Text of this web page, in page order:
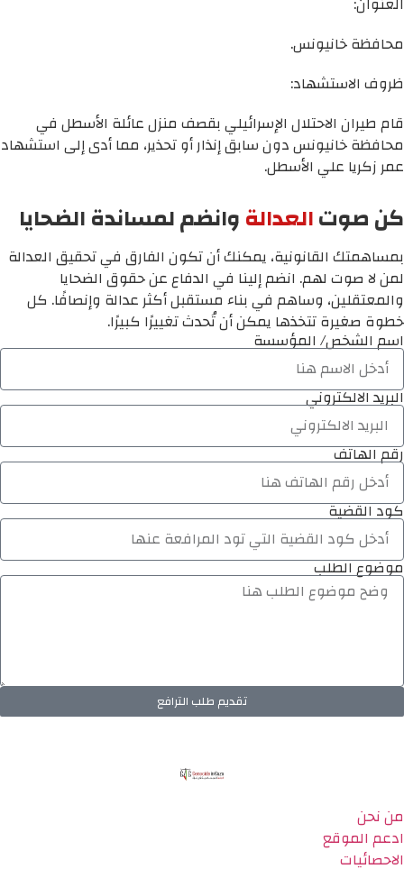
محافظة خانيونس.
ظروف الاستشهاد:
قام طيران الاحتلال الإسرائيلي بقصف منزل عائلة الأسطل في
محافظة خانيونس دون سابق إنذار أو تحذير، مما أدى إلى استشهاد
عمر زكريا علي الأسطل.
كن صوتالعدالةوانضم لمساندة الضحايا
بمساهمتك القانونية، يمكنك أن تكون الفارق في تحقيق العدالة
لمن لا صوت لهم. انضم إلينا في الدفاع عن حقوق الضحايا
والمعتقلين، وساهم في بناء مستقبل أكثر عدالة وإنصافًا. كل
خطوة صغيرة تتخذها يمكن أن تُحدث تغييرًا كبيرًا.
اسم الشخص/ المؤسسة
البريد الالكتروني
رقم الهاتف
كود القضية
موضوع الطلب
تقديم طلب الترافع
من نحن
ادعم الموقع
الاحصائيات